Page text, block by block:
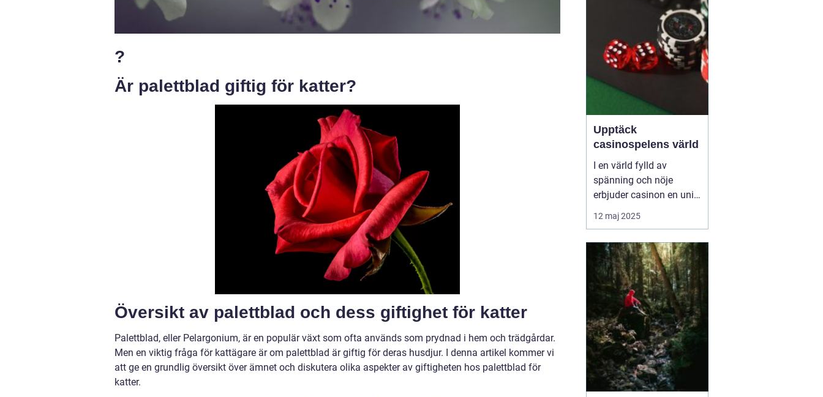
?
Är palettblad giftig för katter?
Översikt av palettblad och dess giftighet för katter
Palettblad, eller Pelargonium, är en populär växt som ofta används som prydnad i hem och trädgårdar.
Men en viktig fråga för kattägare är om palettblad är giftig för deras husdjur. I denna artikel kommer vi
att ge en grundlig översikt över ämnet och diskutera olika aspekter av giftigheten hos palettblad för
katter.
Samtidigt är instrumen...
Upptäck
casinospelens värld
I en värld fylld av
spänning och nöje
erbjuder casinon en unik
upplevelse som lockar
miljontals människor
glittrande ljus i Las
Vegas till den digitala
spelvärlden online,
bjuder casinon p&a...
12 maj 2025